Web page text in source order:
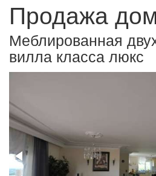
Продажа
Меблированная
вилла класса люкс